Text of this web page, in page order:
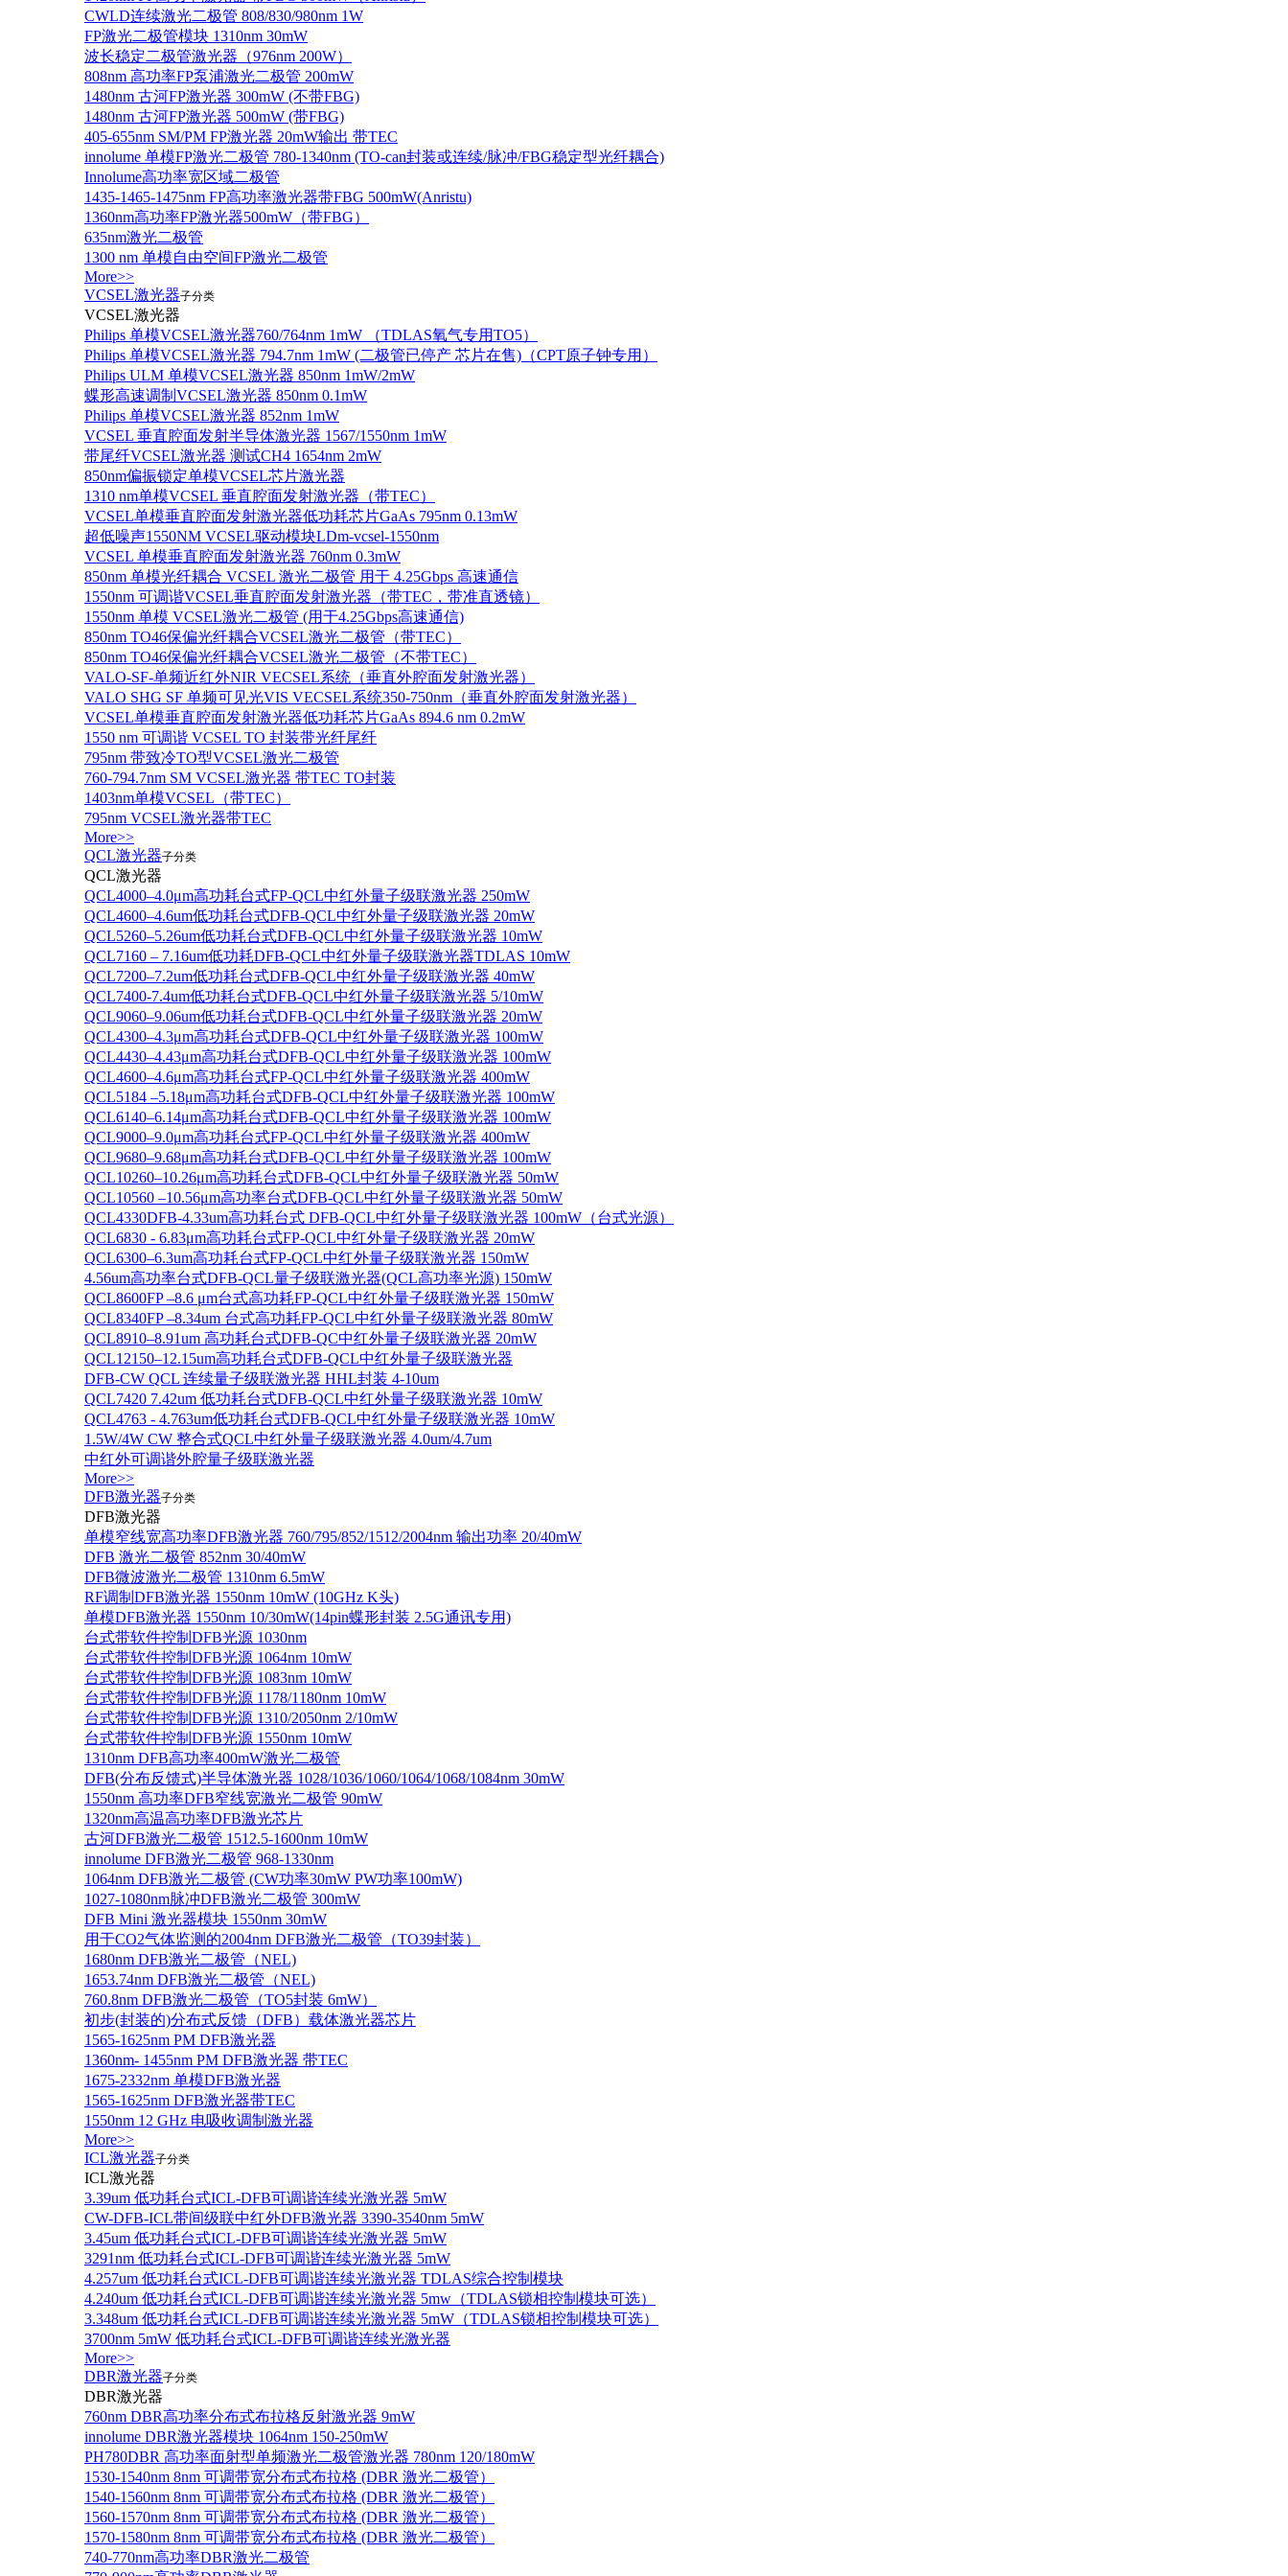
CWLD连续激光二极管 808/830/980nm 1W
FP激光二极管模块 1310nm 30mW
波长稳定二极管激光器（976nm 200W）
808nm 高功率FP泵浦激光二极管 200mW
1480nm 古河FP激光器 300mW (不带FBG)
1480nm 古河FP激光器 500mW (带FBG)
405-655nm SM/PM FP激光器 20mW输出 带TEC
innolume 单模FP激光二极管 780-1340nm (TO-can封装或连续/脉冲/FBG稳定型光纤耦合)
Innolume高功率宽区域二极管
1435-1465-1475nm FP高功率激光器带FBG 500mW(Anristu)
1360nm高功率FP激光器500mW（带FBG）
635nm激光二极管
1300 nm 单模自由空间FP激光二极管
More>>
VCSEL激光器子分类
VCSEL激光器
Philips 单模VCSEL激光器760/764nm 1mW （TDLAS氧气专用TO5）
Philips 单模VCSEL激光器 794.7nm 1mW (二极管已停产 芯片在售)（CPT原子钟专用）
Philips ULM 单模VCSEL激光器 850nm 1mW/2mW
蝶形高速调制VCSEL激光器 850nm 0.1mW
Philips 单模VCSEL激光器 852nm 1mW
VCSEL 垂直腔面发射半导体激光器 1567/1550nm 1mW
带尾纤VCSEL激光器 测试CH4 1654nm 2mW
850nm偏振锁定单模VCSEL芯片激光器
1310 nm单模VCSEL 垂直腔面发射激光器（带TEC）
VCSEL单模垂直腔面发射激光器低功耗芯片GaAs 795nm 0.13mW
超低噪声1550NM VCSEL驱动模块LDm-vcsel-1550nm
VCSEL 单模垂直腔面发射激光器 760nm 0.3mW
850nm 单模光纤耦合 VCSEL 激光二极管 用于 4.25Gbps 高速通信
1550nm 可调谐VCSEL垂直腔面发射激光器（带TEC，带准直透镜）
1550nm 单模 VCSEL激光二极管 (用于4.25Gbps高速通信)
850nm TO46保偏光纤耦合VCSEL激光二极管（带TEC）
850nm TO46保偏光纤耦合VCSEL激光二极管（不带TEC）
VALO-SF-单频近红外NIR VECSEL系统（垂直外腔面发射激光器）
VALO SHG SF 单频可见光VIS VECSEL系统350-750nm（垂直外腔面发射激光器）
VCSEL单模垂直腔面发射激光器低功耗芯片GaAs 894.6 nm 0.2mW
1550 nm 可调谐 VCSEL TO 封装带光纤尾纤
795nm 带致冷TO型VCSEL激光二极管
760-794.7nm SM VCSEL激光器 带TEC TO封装
1403nm单模VCSEL（带TEC）
795nm VCSEL激光器带TEC
More>>
QCL激光器子分类
QCL激光器
QCL4000–4.0μm高功耗台式FP-QCL中红外量子级联激光器 250mW
QCL4600–4.6um低功耗台式DFB-QCL中红外量子级联激光器 20mW
QCL5260–5.26um低功耗台式DFB-QCL中红外量子级联激光器 10mW
QCL7160 – 7.16um低功耗DFB-QCL中红外量子级联激光器TDLAS 10mW
QCL7200–7.2um低功耗台式DFB-QCL中红外量子级联激光器 40mW
QCL7400-7.4um低功耗台式DFB-QCL中红外量子级联激光器 5/10mW
QCL9060–9.06um低功耗台式DFB-QCL中红外量子级联激光器 20mW
QCL4300–4.3μm高功耗台式DFB-QCL中红外量子级联激光器 100mW
QCL4430–4.43μm高功耗台式DFB-QCL中红外量子级联激光器 100mW
QCL4600–4.6μm高功耗台式FP-QCL中红外量子级联激光器 400mW
QCL5184 –5.18μm高功耗台式DFB-QCL中红外量子级联激光器 100mW
QCL6140–6.14μm高功耗台式DFB-QCL中红外量子级联激光器 100mW
QCL9000–9.0μm高功耗台式FP-QCL中红外量子级联激光器 400mW
QCL9680–9.68μm高功耗台式DFB-QCL中红外量子级联激光器 100mW
QCL10260–10.26μm高功耗台式DFB-QCL中红外量子级联激光器 50mW
QCL10560 –10.56μm高功率台式DFB-QCL中红外量子级联激光器 50mW
QCL4330DFB-4.33um高功耗台式 DFB-QCL中红外量子级联激光器 100mW（台式光源）
QCL6830 - 6.83μm高功耗台式FP-QCL中红外量子级联激光器 20mW
QCL6300–6.3um高功耗台式FP-QCL中红外量子级联激光器 150mW
4.56um高功率台式DFB-QCL量子级联激光器(QCL高功率光源) 150mW
QCL8600FP –8.6 μm台式高功耗FP-QCL中红外量子级联激光器 150mW
QCL8340FP –8.34um 台式高功耗FP-QCL中红外量子级联激光器 80mW
QCL8910–8.91um 高功耗台式DFB-QC中红外量子级联激光器 20mW
QCL12150–12.15um高功耗台式DFB-QCL中红外量子级联激光器
DFB-CW QCL 连续量子级联激光器 HHL封装 4-10um
QCL7420 7.42um 低功耗台式DFB-QCL中红外量子级联激光器 10mW
QCL4763 - 4.763um低功耗台式DFB-QCL中红外量子级联激光器 10mW
1.5W/4W CW 整合式QCL中红外量子级联激光器 4.0um/4.7um
中红外可调谐外腔量子级联激光器
More>>
DFB激光器子分类
DFB激光器
单模窄线宽高功率DFB激光器 760/795/852/1512/2004nm 输出功率 20/40mW
DFB 激光二极管 852nm 30/40mW
DFB微波激光二极管 1310nm 6.5mW
RF调制DFB激光器 1550nm 10mW (10GHz K头)
单模DFB激光器 1550nm 10/30mW(14pin蝶形封装 2.5G通讯专用)
台式带软件控制DFB光源 1030nm
台式带软件控制DFB光源 1064nm 10mW
台式带软件控制DFB光源 1083nm 10mW
台式带软件控制DFB光源 1178/1180nm 10mW
台式带软件控制DFB光源 1310/2050nm 2/10mW
台式带软件控制DFB光源 1550nm 10mW
1310nm DFB高功率400mW激光二极管
DFB(分布反馈式)半导体激光器 1028/1036/1060/1064/1068/1084nm 30mW
1550nm 高功率DFB窄线宽激光二极管 90mW
1320nm高温高功率DFB激光芯片
古河DFB激光二极管 1512.5-1600nm 10mW
innolume DFB激光二极管 968-1330nm
1064nm DFB激光二极管 (CW功率30mW PW功率100mW)
1027-1080nm脉冲DFB激光二极管 300mW
DFB Mini 激光器模块 1550nm 30mW
用于CO2气体监测的2004nm DFB激光二极管（TO39封装）
1680nm DFB激光二极管（NEL)
1653.74nm DFB激光二极管（NEL)
760.8nm DFB激光二极管（TO5封装 6mW）
初步(封装的)分布式反馈（DFB）载体激光器芯片
1565-1625nm PM DFB激光器
1360nm- 1455nm PM DFB激光器 带TEC
1675-2332nm 单模DFB激光器
1565-1625nm DFB激光器带TEC
1550nm 12 GHz 电吸收调制激光器
More>>
ICL激光器子分类
ICL激光器
3.39um 低功耗台式ICL-DFB可调谐连续光激光器 5mW
CW-DFB-ICL带间级联中红外DFB激光器 3390-3540nm 5mW
3.45um 低功耗台式ICL-DFB可调谐连续光激光器 5mW
3291nm 低功耗台式ICL-DFB可调谐连续光激光器 5mW
4.257um 低功耗台式ICL-DFB可调谐连续光激光器 TDLAS综合控制模块
4.240um 低功耗台式ICL-DFB可调谐连续光激光器 5mw（TDLAS锁相控制模块可选）
3.348um 低功耗台式ICL-DFB可调谐连续光激光器 5mW（TDLAS锁相控制模块可选）
3700nm 5mW 低功耗台式ICL-DFB可调谐连续光激光器
More>>
DBR激光器子分类
DBR激光器
760nm DBR高功率分布式布拉格反射激光器 9mW
innolume DBR激光器模块 1064nm 150-250mW
PH780DBR 高功率面射型单频激光二极管激光器 780nm 120/180mW
1530-1540nm 8nm 可调带宽分布式布拉格 (DBR 激光二极管）
1540-1560nm 8nm 可调带宽分布式布拉格 (DBR 激光二极管）
1560-1570nm 8nm 可调带宽分布式布拉格 (DBR 激光二极管）
1570-1580nm 8nm 可调带宽分布式布拉格 (DBR 激光二极管）
740-770nm高功率DBR激光二极管